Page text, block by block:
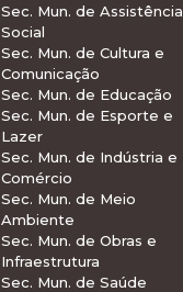
Sec. Mun. de Assistência
Social
Sec. Mun. de Cultura e
Comunicação
Sec. Mun. de Educação
Sec. Mun. de Esporte e
Lazer
Sec. Mun. de Indústria e
Comércio
Sec. Mun. de Meio
Ambiente
Sec. Mun. de Obras e
Infraestrutura
Sec. Mun. de Saúde